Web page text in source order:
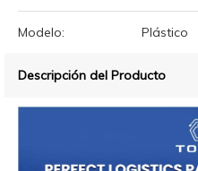
Modelo: Plástico
Descripción del Producto